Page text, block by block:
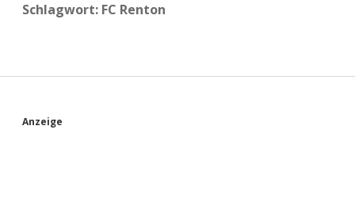
Schlagwort: FC Renton
S
Anzeige